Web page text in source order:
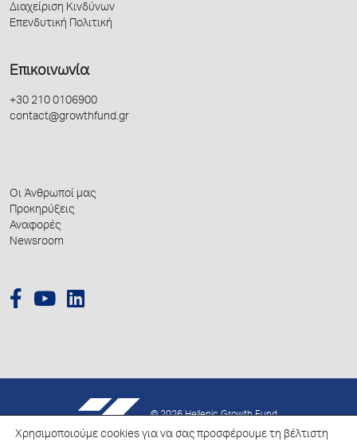
Διαχείριση Κινδύνων
Επενδυτική Πολιτική
Επικοινωνία
+30 210 0106900
contact@growthfund.gr
Οι Άνθρωποί μας
Προκηρύξεις
Αναφορές
Newsroom
© 2026 Hellenic Growth Fund.
Χρησιμοποιούμε cookies για να σας προσφέρουμε τη βέλτιστη